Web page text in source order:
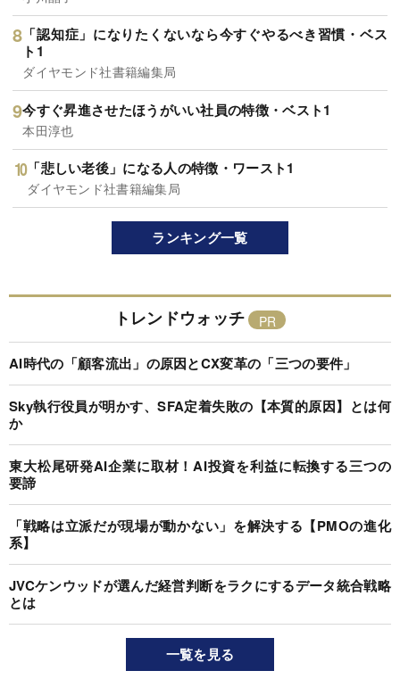
「認知症」になりたくないなら今すぐやるべき習慣・ベス
ト1
ダイヤモンド社書籍編集局
今すぐ昇進させたほうがいい社員の特徴・ベスト1
本田淳也
「悲しい老後」になる人の特徴・ワースト1
ダイヤモンド社書籍編集局
ランキング一覧
トレンドウォッチ
AI時代の「顧客流出」の原因とCX変革の「三つの要件」
Sky執行役員が明かす、SFA定着失敗の【本質的原因】とは何
か
東大松尾研発AI企業に取材！AI投資を利益に転換する三つの
要諦
「戦略は立派だが現場が動かない」を解決する【PMOの進化
系】
JVCケンウッドが選んだ経営判断をラクにするデータ統合戦略
とは
一覧を見る